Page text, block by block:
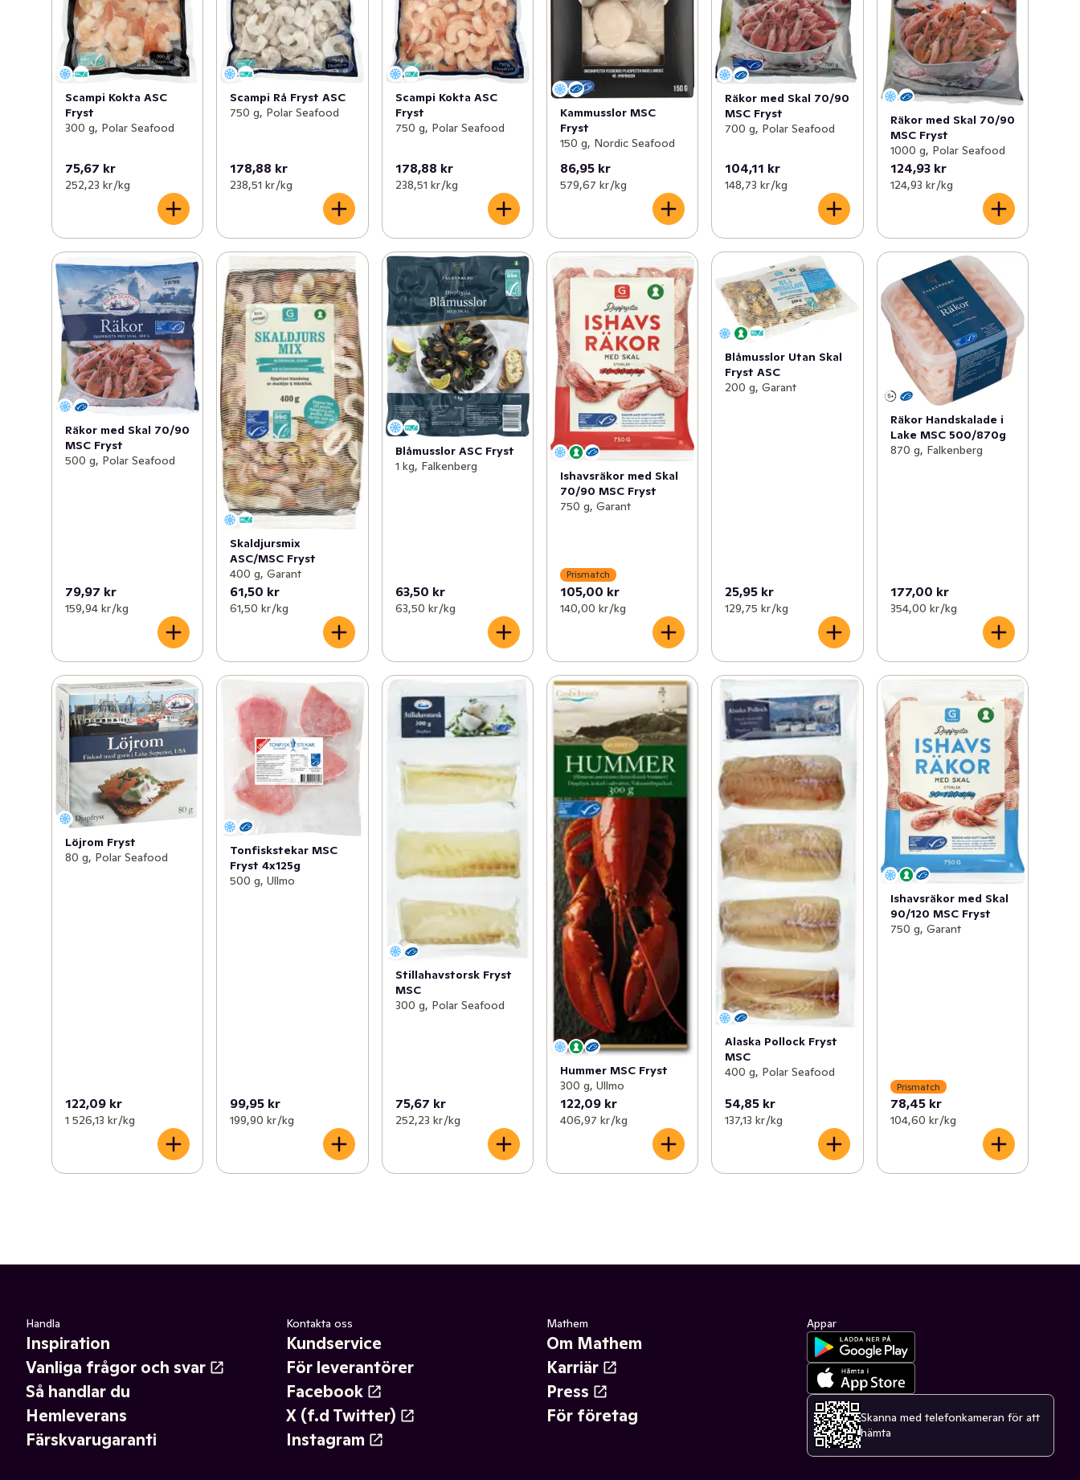
Scampi Kokta ASC
Fryst
300 g, Polar Seafood
75,67 kr
252,23 kr /kg
Scampi Rå Fryst ASC
750 g, Polar Seafood
178,88 kr
238,51 kr /kg
Scampi Kokta ASC
Fryst
750 g, Polar Seafood
178,88 kr
238,51 kr /kg
Kammusslor MSC
Fryst
150 g, Nordic Seafood
86,95 kr
579,67 kr /kg
Räkor med Skal 70/90
MSC Fryst
700 g, Polar Seafood
104,11 kr
148,73 kr /kg
Räkor med Skal 70/90
MSC Fryst
1000 g, Polar Seafood
124,93 kr
124,93 kr /kg
Räkor med Skal 70/90
MSC Fryst
500 g, Polar Seafood
79,97 kr
159,94 kr /kg
Skaldjursmix
ASC/MSC Fryst
400 g, Garant
61,50 kr
61,50 kr /kg
Blåmusslor ASC Fryst
1 kg, Falkenberg
63,50 kr
63,50 kr /kg
Ishavsräkor med Skal
70/90 MSC Fryst
750 g, Garant
Prismatch
105,00 kr
140,00 kr /kg
Blåmusslor Utan Skal
Fryst ASC
200 g, Garant
25,95 kr
129,75 kr /kg
Räkor Handskalade i
Lake MSC 500/870g
870 g, Falkenberg
177,00 kr
354,00 kr /kg
Löjrom Fryst
80 g, Polar Seafood
122,09 kr
1 526,13 kr /kg
Tonfiskstekar MSC
Fryst 4x125g
500 g, Ullmo
99,95 kr
199,90 kr /kg
Stillahavstorsk Fryst
MSC
300 g, Polar Seafood
75,67 kr
252,23 kr /kg
Hummer MSC Fryst
300 g, Ullmo
122,09 kr
406,97 kr /kg
Alaska Pollock Fryst
MSC
400 g, Polar Seafood
54,85 kr
137,13 kr /kg
Ishavsräkor med Skal
90/120 MSC Fryst
750 g, Garant
Prismatch
78,45 kr
104,60 kr /kg
Handla
Inspiration
Vanliga frågor och svar
Så handlar du
Hemleverans
Färskvarugaranti
Kontakta oss
Kundservice
För leverantörer
Facebook
X (f.d Twitter)
Instagram
Mathem
Om Mathem
Karriär
Press
För företag
Appar
Skanna med telefonkameran för att
hämta